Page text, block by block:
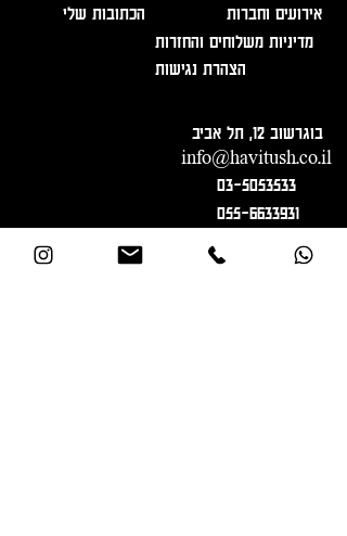
הכתובות שלי
אירועים וחברות
מדיניות משלוחים והחזרות
הצהרת נגישות
בוגרשוב 12, תל אביב
info@havitush.co.il
03-5053533
055-6633931